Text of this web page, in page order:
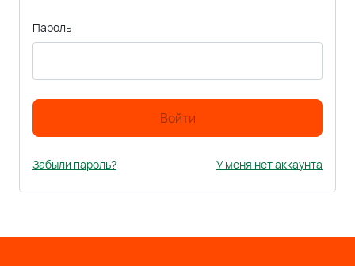
Пароль
Войти
Забыли пароль? У меня нет аккаунта